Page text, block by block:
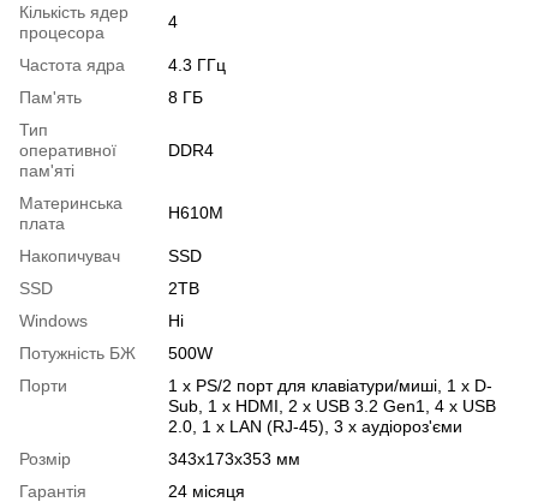
Кількість ядер
процесора
4
Частота ядра
4.3 ГГц
Пам'ять
8 ГБ
Тип
оперативної
пам'яті
DDR4
Материнська
плата
H610M
Накопичувач
SSD
SSD
2TB
Windows
Ні
Потужність БЖ
500W
Порти
1 x PS/2 порт для клавіатури/миші, 1 x D-
Sub, 1 x HDMI, 2 x USB 3.2 Gen1, 4 x USB
2.0, 1 x LAN (RJ-45), 3 x аудіороз'єми
Розмір
343х173х353 мм
Гарантія
24 місяця